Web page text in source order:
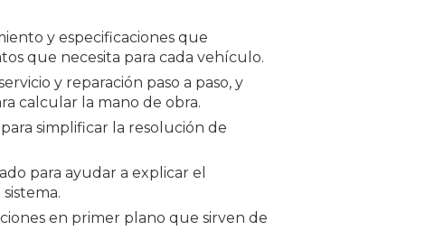
y especificaciones que
que necesita para cada vehículo.
y reparación paso a paso, y
calcular la mano de obra.
simplificar la resolución de
para ayudar a explicar el
en primer plano que sirven de